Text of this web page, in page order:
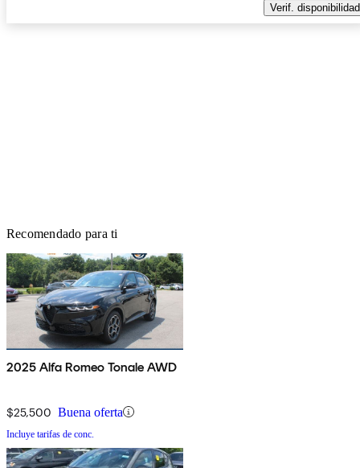
Verif. disponibilidad
Recomendado para ti
2025 Alfa Romeo Tonale AWD
$25,500 Buena oferta
Incluye tarifas de conc.